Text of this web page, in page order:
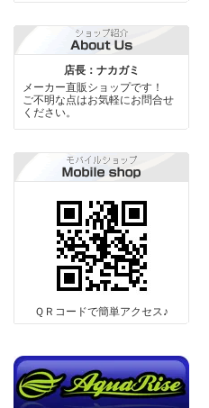
店長：ナカガミ
メーカー直販ショップです！
ご不明な点はお気軽にお問合せ
ください。
ＱＲコードで簡単アクセス♪